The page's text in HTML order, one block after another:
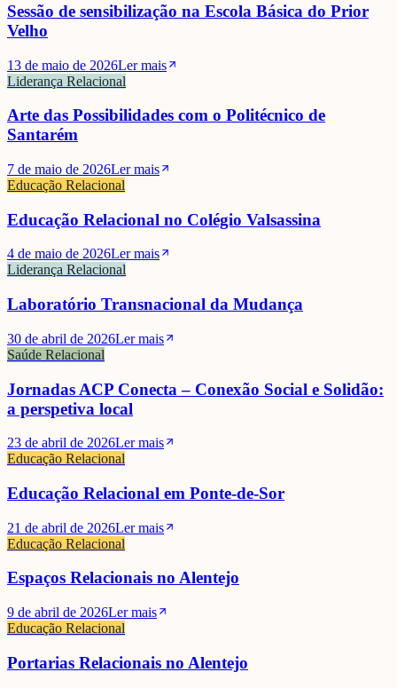
Sessão de sensibilização na Escola Básica do Prior
Velho
13 de maio de 2026Ler mais
Liderança Relacional
Arte das Possibilidades com o Politécnico de
Santarém
7 de maio de 2026Ler mais
Educação Relacional
Educação Relacional no Colégio Valsassina
4 de maio de 2026Ler mais
Liderança Relacional
Laboratório Transnacional da Mudança
30 de abril de 2026Ler mais
Saúde Relacional
Jornadas ACP Conecta – Conexão Social e Solidão:
a perspetiva local
23 de abril de 2026Ler mais
Educação Relacional
Educação Relacional em Ponte-de-Sor
21 de abril de 2026Ler mais
Educação Relacional
Espaços Relacionais no Alentejo
9 de abril de 2026Ler mais
Educação Relacional
Portarias Relacionais no Alentejo